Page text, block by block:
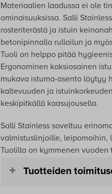
Materiaalien laadussa ei ole
ominaisuuksissa. Salli
rosteriterästä ja istuin
betonipinnalla rullailun ja
Tuoli on helppo pitää
Ergonominen kaksiosainen
mukava istuma-asento löytyy
kaltevuuden ja
keskipitkällä kaasujousella.
Salli Stainless soveltuu
valmistuslinjoille,
Tuolilla on kymmenen vuoden
Tuotteiden